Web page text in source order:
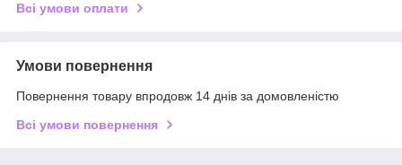
Всі умови оплати
Умови повернення
Повернення товару впродовж 14 днів за домовленістю
Всі умови повернення